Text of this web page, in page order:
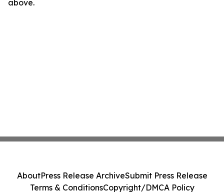
above.
AboutPress Release ArchiveSubmit Press Release
Terms & ConditionsCopyright/DMCA Policy